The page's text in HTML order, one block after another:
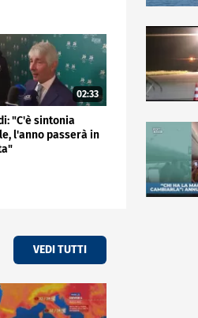
02:33
"C'è sintonia
l'anno passerà in
VEDI TUTTI